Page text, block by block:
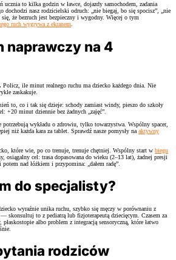
ucznia to kilka godzin w ławce, dojazdy samochodem, zadania
dochodzi nasz rodzicielski odruch: „nie biegaj, bo się spocisz”, „nie
że bezruch jest bezpieczny i wygodny. Więcej o tym
ruch wygrywa z ekranem.
naprawczy na 4
Policz, ile minut realnego ruchu ma dziecko każdego dnia. Nie
zaskakuje.
to, co i tak się dzieje: schody zamiast windy, pieszo do szkoły
+20 minut dziennie bez żadnych „zajęć”.
potrzebują wykładu o zdrowiu, tylko towarzystwa. Wspólny spacer,
niż każda kara za tablet. Sprawdź nasze pomysły na aktywny
które wie, po co trenuje, trenuje chętniej. Wspólny start w biegu
osiągalny cel: trasa dopasowana do wieku (2–13 lat), żadnej presji
nad łóżkiem i przypomina: „dałem radę”.
do specjalisty?
wyraźnie unika ruchu, szybko się męczy w porównaniu z
skonsultuj to z pediatrą lub fizjoterapeutą dziecięcym. Czasem za
albo problem z integracją sensoryczną, które łatwo
rodziców